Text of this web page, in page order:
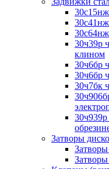
30ч39р
клином
30ч6бр
30ч6бр
30ч7бк
Затворы